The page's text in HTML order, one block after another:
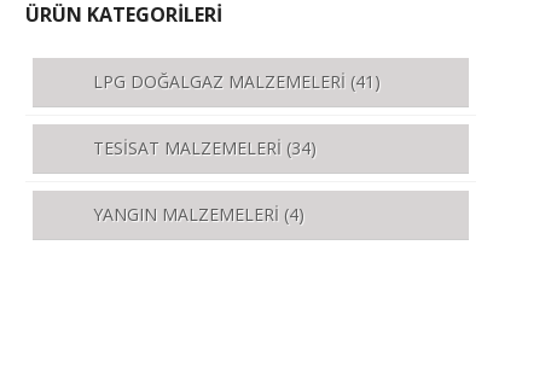
ÜRÜN KATEGORİLERİ
LPG DOĞALGAZ MALZEMELERİ (41)
TESİSAT MALZEMELERİ (34)
YANGIN MALZEMELERİ (4)